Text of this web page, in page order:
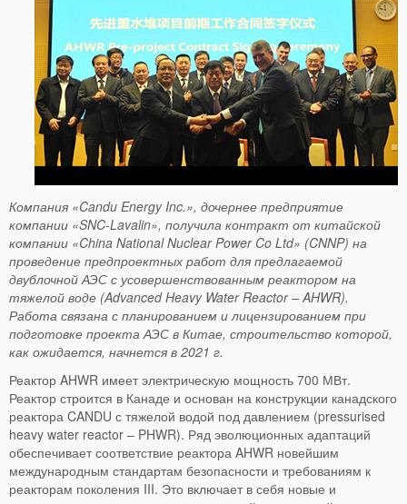
Компания «Candu Energy Inc.», дочернее предприятие
компании «SNC-Lavalin», получила контракт от китайской
компании «China National Nuclear Power Co Ltd» (CNNP) на
проведение предпроектных работ для предлагаемой
двублочной АЭС с усовершенствованным реактором на
тяжелой воде (Advanced Heavy Water Reactor– AHWR).
Работа связана с планированием и лицензированием при
подготовке проекта АЭС в Китае, строительство которой,
как ожидается, начнется в 2021 г.
Реактор AHWR имеет электрическую мощность 700 МВт.
Реактор строится в Канаде и основан на конструкции канадского
реактора CANDU с тяжелой водой под давлением (pressurised
heavy water reactor – PHWR). Ряд эволюционных адаптаций
обеспечивает соответствие реактора AHWR новейшим
международным стандартам безопасности и требованиям к
реакторам поколения III. Это включает в себя новые и